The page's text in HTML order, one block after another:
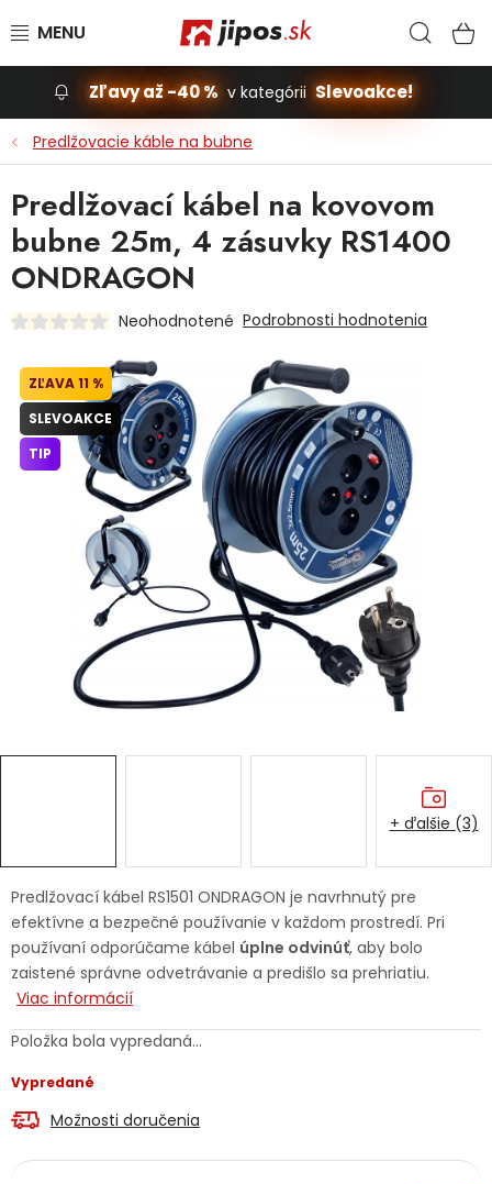
Slevoakce
Stavba, dom
Dielňa
Príslušenstvo pre automobily
Vybavenie a hračky pre deti
Domácnosť
Ochranné pracovné pomôcky
Vianoce
Fotovoltaika
Značky
Doprava a platba Váš zákaznícky účet
Kontakty
Reklamačný formulár
Obchodné podmienky
Zľavy až -40 % v kategórii Slevoakce!
Predlžovacie káble na bubne
Predlžovací kábel RS1501 ONDRAGON je navrhnutý pre
efektívne a bezpečné používanie v každom prostredí. Pri
používaní odporúčame kábel úplne odvinúť, aby bolo
zaistené správne odvetrávanie a predišlo sa prehriatiu.
Viac informácií
Položka bola vypredaná…
Vypredané
Možnosti doručenia
Predlžovací kábel na kovovom
bubne 25m, 4 zásuvky RS1400
ONDRAGON
Neohodnotené Podrobnosti hodnotenia
11 %
SLEVOAKCE
TIP
+ ďalšie (3)